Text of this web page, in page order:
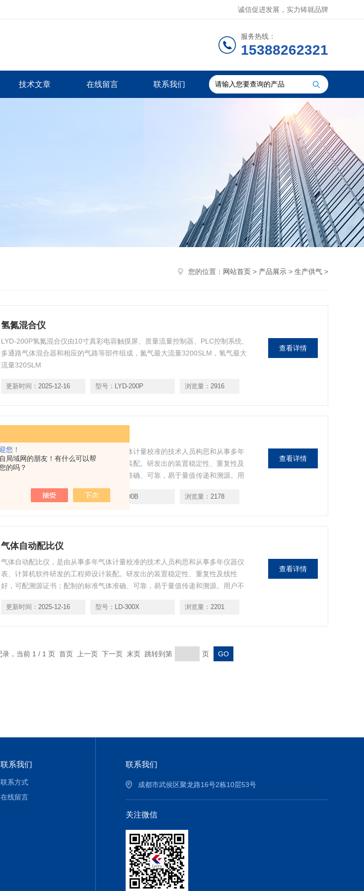
您！
局域网的朋友！有什么可以帮
的吗？
诚信促进发展，实力铸就品牌
服务热线：
15388262321
技术文章 在线留言 联系我们
您的位置： 网站首页 > 产品展示 > 生产供气 >
氢氮混合仪
LYD-200P氢氮混合仪由10寸真彩电容触摸屏、质量流量控制器、PLC控制系统、
多通路气体混合器和相应的气路等部件组成，氮气最大流量3200SLM，氢气最大
流量320SLM
更新时间： 2025-12-16 型号： LYD-200P 浏览量： 2916
查看详情
全自动动态气体配比装置是由从事多年气体计量校准的技术人员构思和从事多年
仪器仪表、计算机软件研发的工程师设计装配。研发出的装置稳定性、重复性及
线性好，可配溯源证书；配制的标准气体准确、可靠，易于量值传递和溯源。用
户不需任何人工计算，只需在触摸屏通过简单输入，便可完成配气工作。
2025-12-16 型号： LY-200B 浏览量： 2178
查看详情
气体自动配比仪
气体自动配比仪，是由从事多年气体计量校准的技术人员构思和从事多年仪器仪
表、计算机软件研发的工程师设计装配。研发出的装置稳定性、重复性及线性
好，可配溯源证书；配制的标准气体准确、可靠，易于量值传递和溯源。用户不
更新时间： 2025-12-16 型号： LD-300X 浏览量： 2201
查看详情
录，当前 1 / 1 页 首页 上一页 下一页 末页 跳转到第 页
联系我们
联系方式
在线留言
联系我们
成都市武侯区聚龙路16号2栋10层53号
关注微信